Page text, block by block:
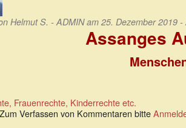
Helmut S. - ADMINam 25. Dezember 2019 -
Assanges
Frauenrechte, Kinderrechte etc.
Zum Verfassen von Kommentaren bitte